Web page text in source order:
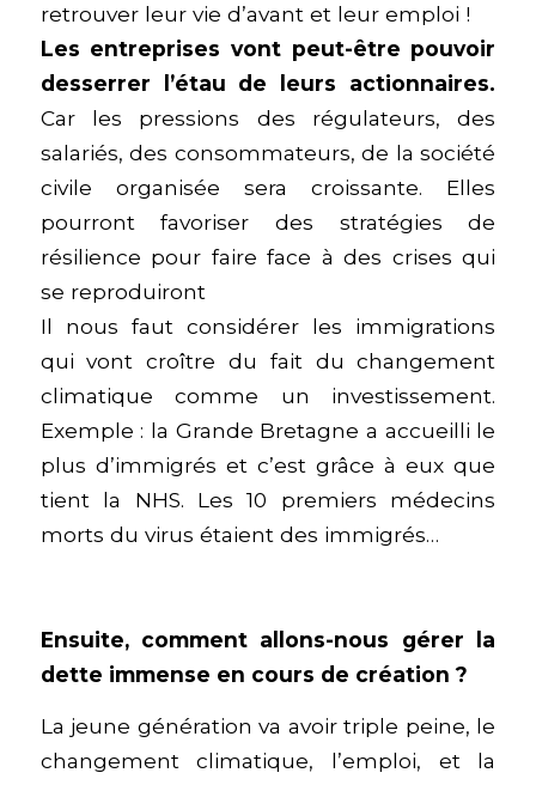
retrouver leur vie d’avant et leur emploi !
Les entreprises vont peut-être pouvoir
desserrer l’étau de leurs actionnaires.
Car les pressions des régulateurs, des
salariés, des consommateurs, de la société
civile organisée sera croissante. Elles
pourront favoriser des stratégies de
résilience pour faire face à des crises qui
se reproduiront
Il nous faut considérer les immigrations
qui vont croître du fait du changement
climatique comme un investissement.
Exemple : la Grande Bretagne a accueilli le
plus d’immigrés et c’est grâce à eux que
tient la NHS. Les 10 premiers médecins
morts du virus étaient des immigrés…
Ensuite, comment allons-nous gérer la
dette immense en cours de création ?
La jeune génération va avoir triple peine, le
changement climatique, l’emploi, et la